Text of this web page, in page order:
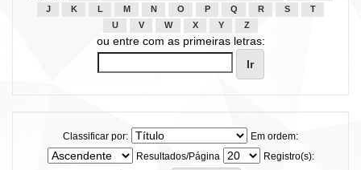
J
K L M N O P Q R S
T
U
V W X Y Z
ou entre com as primeiras letras:
Classificar por:
Em ordem:
Resultados/Página
Registro(s):